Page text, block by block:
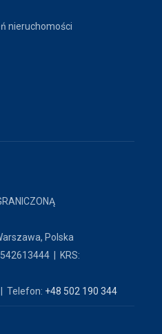
nieruchomości
Polska
| KRS:
| Telefon: +48 502 190 344